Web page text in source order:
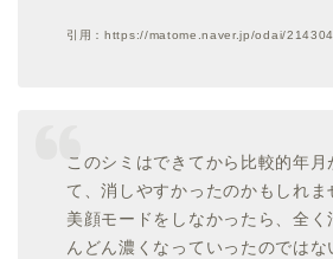
引用：https://matome.naver.jp/odai/
このシミはできてから比較的年月
て、消しやすかったのかもしれ
美顔モードをしなかったら、全
んどん濃くなっていったのではな